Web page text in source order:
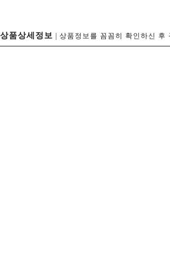
상품상세정보 | 상품정보를 꼼꼼히 확인하신 후